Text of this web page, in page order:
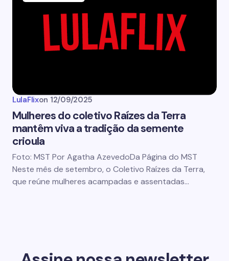
LulaFlixon 12/09/2025
Mulheres do coletivo Raízes da Terra
mantêm viva a tradição da semente
crioula
Foto: MST Por Agatha AzevedoDa Página do MST
Neste mês de setembro, o Coletivo Raízes da Terra,
que reúne mulheres acampadas e assentadas…